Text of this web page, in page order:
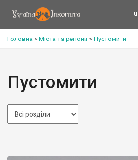
Головна > Міста та регіони > Пустомити
Пустомити